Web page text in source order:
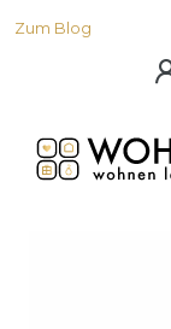
Zum Blog